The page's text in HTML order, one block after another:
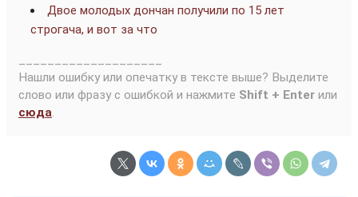
Двое молодых дончан получили по 15 лет
строгача, и вот за что
Нашли ошибку или опечатку в тексте выше? Выделите
слово или фразу с ошибкой и нажмите Shift + Enter или
сюда.